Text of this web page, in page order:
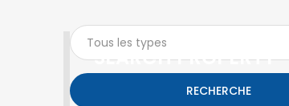
SEARCH PROPERTY
RECHERCHE